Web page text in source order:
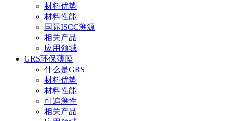
材料优势
材料性能
国际ISCC溯源
相关产品
应用领域
GRS环保薄膜
什么是GRS
材料优势
材料性能
可追溯性
相关产品